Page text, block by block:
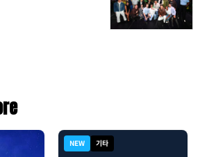
NEW 기타